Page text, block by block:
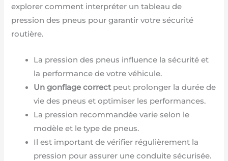
explorer comment interpréter un tableau de
pression des pneus pour garantir votre sécurité
routière.
La pression des pneus influence la sécurité et
la performance de votre véhicule.
Un gonflage correctpeut prolonger la durée de
vie des pneus et optimiser les performances.
La pression recommandée varie selon le
modèle et le type de pneus.
Il est important de vérifier régulièrement la
pression pour assurer une conduite sécurisée.